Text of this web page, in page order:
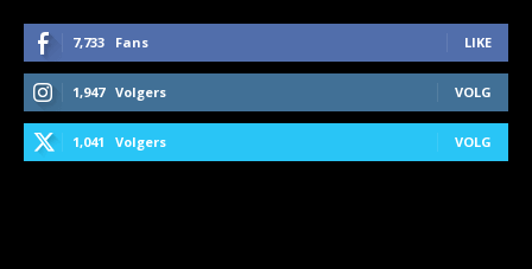
7,733 Fans LIKE
1,947 Volgers VOLG
1,041 Volgers VOLG